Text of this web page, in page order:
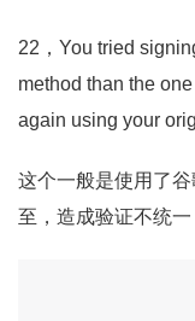
22，You tried
method than the
again using your
这个一般是使用了
至，造成验证不统一